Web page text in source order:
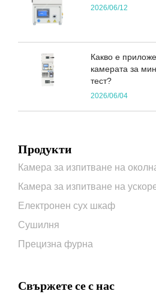
2026/06/12
Какво е
камерата за
тест?
2026/06/04
Продукти
Камера за изпитване на
Камера за изпитване на
Електронен сух шкаф
Сушилня
Прецизна фурна
Свържете се с нас